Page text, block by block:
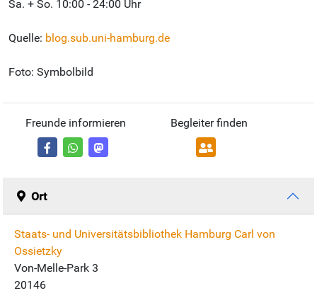
Sa. + So. 10:00 - 24:00 Uhr
Quelle: blog.sub.uni-hamburg.de
Foto: Symbolbild
Freunde informieren Begleiter finden
Ort
Staats- und Universitätsbibliothek Hamburg Carl von
Ossietzky
Von-Melle-Park 3
20146